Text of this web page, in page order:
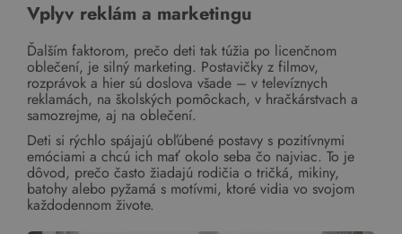
Vplyv reklám a marketingu
Ďalším faktorom, prečo deti tak túžia po licenčnom
oblečení, je silný marketing. Postavičky z filmov,
rozprávok a hier sú doslova všade – v televíznych
reklamách, na školských pomôckach, v hračkárstvach a
samozrejme, aj na oblečení.
Deti si rýchlo spájajú obľúbené postavy s pozitívnymi
emóciami a chcú ich mať okolo seba čo najviac. To je
dôvod, prečo často žiadajú rodičia o tričká, mikiny,
batohy alebo pyžamá s motívmi, ktoré vidia vo svojom
každodennom živote.